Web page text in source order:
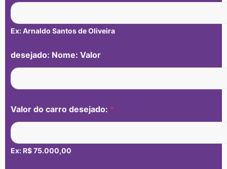
Ex: Arnaldo Santos de Oliveira
desejado: Nome: Valor
Valor do carro desejado: *
Ex: R$ 75.000,00